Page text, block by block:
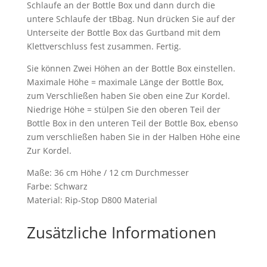
Schlaufe an der Bottle Box und dann durch die
untere Schlaufe der tBbag. Nun drücken Sie auf der
Unterseite der Bottle Box das Gurtband mit dem
Klettverschluss fest zusammen. Fertig.
Sie können Zwei Höhen an der Bottle Box einstellen.
Maximale Höhe = maximale Länge der Bottle Box,
zum Verschließen haben Sie oben eine Zur Kordel.
Niedrige Höhe = stülpen Sie den oberen Teil der
Bottle Box in den unteren Teil der Bottle Box, ebenso
zum verschließen haben Sie in der Halben Höhe eine
Zur Kordel.
Maße: 36 cm Höhe / 12 cm Durchmesser
Farbe: Schwarz
Material: Rip-Stop D800 Material
Zusätzliche Informationen